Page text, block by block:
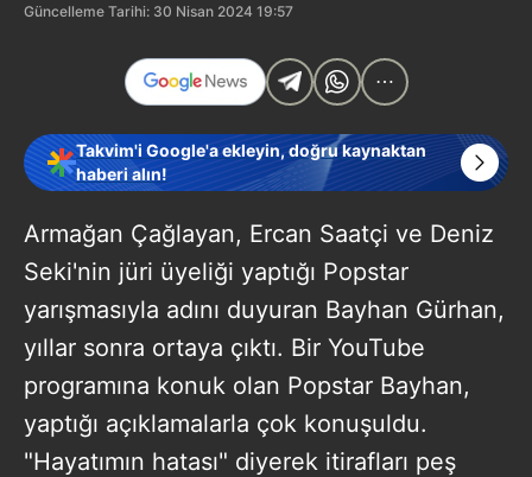
Güncelleme Tarihi: 30 Nisan 2024 19:57
Takvim'i Google'a ekleyin, doğru kaynaktan
haberi alın!
Armağan Çağlayan, Ercan Saatçi ve Deniz
Seki'nin jüri üyeliği yaptığı Popstar
yarışmasıyla adını duyuran Bayhan Gürhan,
yıllar sonra ortaya çıktı. Bir YouTube
programına konuk olan Popstar Bayhan,
yaptığı açıklamalarla çok konuşuldu.
"Hayatımın hatası" diyerek itirafları peş